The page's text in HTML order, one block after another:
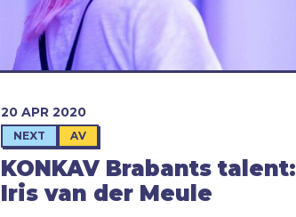
KONKAV Brabants talent:
Iris van der Meule
20 APR 2020
NEXT AV